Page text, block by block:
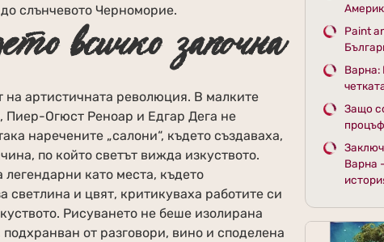
слънчевото Черноморие.
всичко започна
артистичната революция. В малките
Огюст Реноар и Едгар Дега не
наречените „салони“, където създаваха,
по който светът вижда изкуството.
като места, където
светлина и цвят, критикуваха работите си
Рисуването не беше изолирана
от разговори, вино и споделена
Paint
Варна:
Защо
Варна